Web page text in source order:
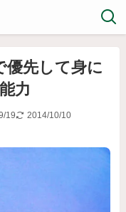
優先して身に
力
19 2014/10/10